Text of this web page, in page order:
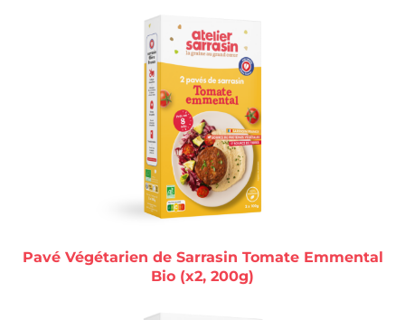
Pavé Végétarien de Sarrasin Tomate Emmental
Bio (x2, 200g)